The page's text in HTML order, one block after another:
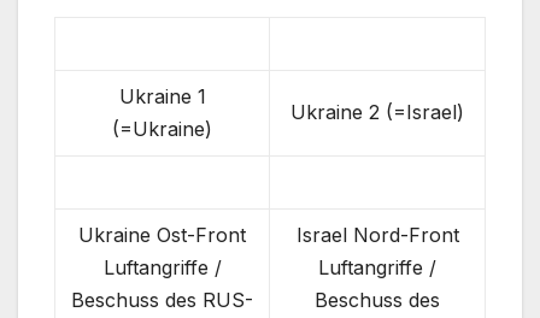
Ukraine 1
(=Ukraine)
Ukraine 2 (=Israel)
Ukraine Ost-Front
Luftangriffe /
Beschuss des RUS-
Israel Nord-Front
Luftangriffe /
Beschuss des